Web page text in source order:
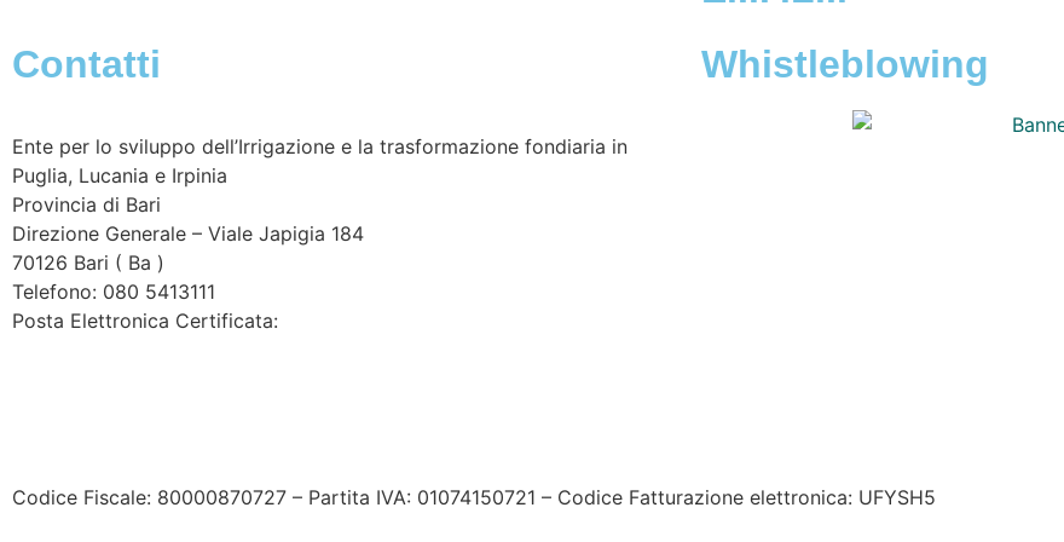
Contatti
Ente per lo sviluppo dell’Irrigazione e la trasformazione fondiaria in
Puglia, Lucania e Irpinia
Provincia di Bari
Direzione Generale – Viale Japigia 184
70126 Bari ( Ba )
Telefono: 080 5413111
Posta Elettronica Certificata:
Whistleblowing
Codice Fiscale: 80000870727 – Partita IVA: 01074150721 – Codice Fatturazione elettronica: UFYSH5